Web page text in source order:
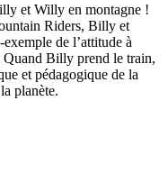
et Willy en montagne !
Riders, Billy et
de l’attitude à
Quand Billy prend le train,
et pédagogique de la
planète.